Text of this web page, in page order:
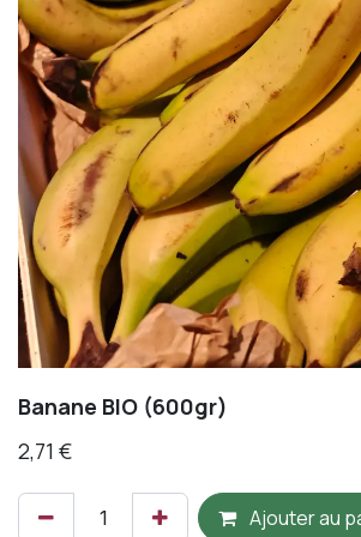
Banane BIO (600gr)
2,71 €
Ajouter au